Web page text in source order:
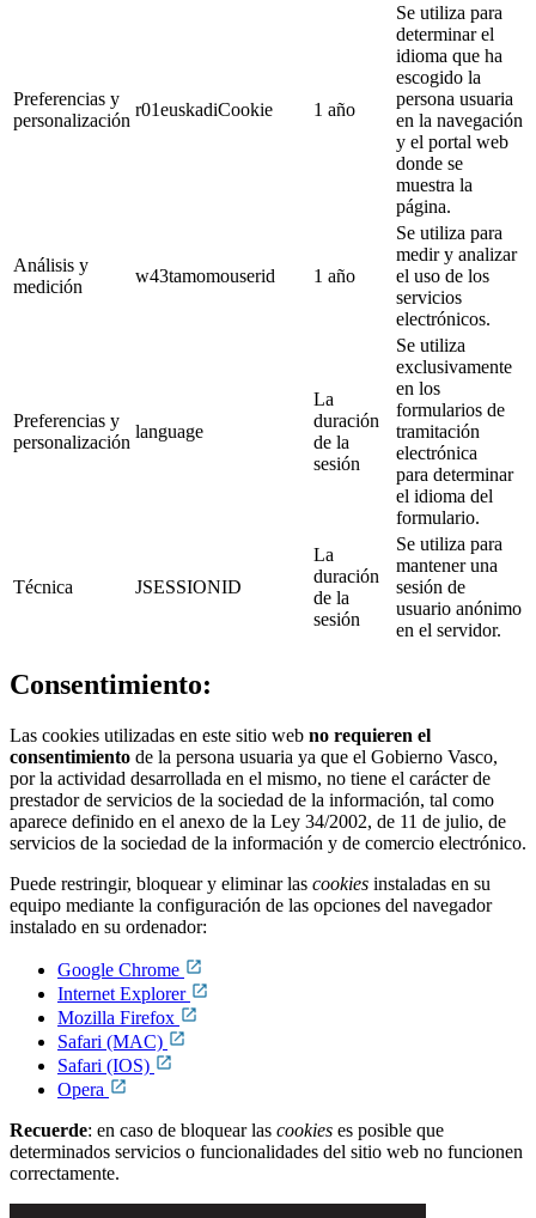
Preferencias y
personalización
r01euskadiCookie 1 año
Se utiliza para
determinar el
idioma que ha
escogido la
persona usuaria
en la navegación
y el portal web
donde se
muestra la
página.
Análisis y
medición
w43tamomouserid 1 año
Se utiliza para
medir y analizar
el uso de los
servicios
electrónicos.
Preferencias y
personalización
language
La
duración
de la
sesión
Se utiliza
exclusivamente
en los
formularios de
tramitación
electrónica
para determinar
el idioma del
formulario.
Técnica JSESSIONID
La
duración
de la
sesión
Se utiliza para
mantener una
sesión de
usuario anónimo
en el servidor.
Consentimiento:
Las cookies utilizadas en este sitio web no requieren el
consentimiento de la persona usuaria ya que el Gobierno Vasco,
por la actividad desarrollada en el mismo, no tiene el carácter de
prestador de servicios de la sociedad de la información, tal como
aparece definido en el anexo de la Ley 34/2002, de 11 de julio, de
servicios de la sociedad de la información y de comercio electrónico.
Puede restringir, bloquear y eliminar las cookies instaladas en su
equipo mediante la configuración de las opciones del navegador
instalado en su ordenador:
Google Chrome
Internet Explorer
Mozilla Firefox
Safari (MAC)
Safari (IOS)
Opera
Recuerde: en caso de bloquear las cookies es posible que
determinados servicios o funcionalidades del sitio web no funcionen
correctamente.